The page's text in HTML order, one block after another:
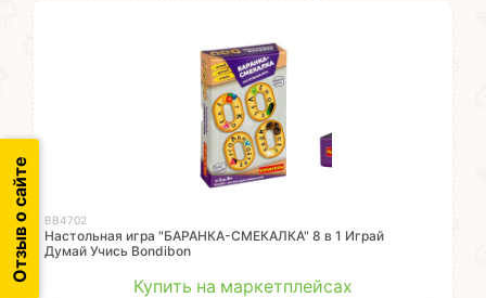
ВВ4702
Настольная игра "БАРАНКА-СМЕКАЛКА" 8 в 1 Играй
Думай Учись Bondibon
Купить на маркетплейсах
Отзыв о сайте